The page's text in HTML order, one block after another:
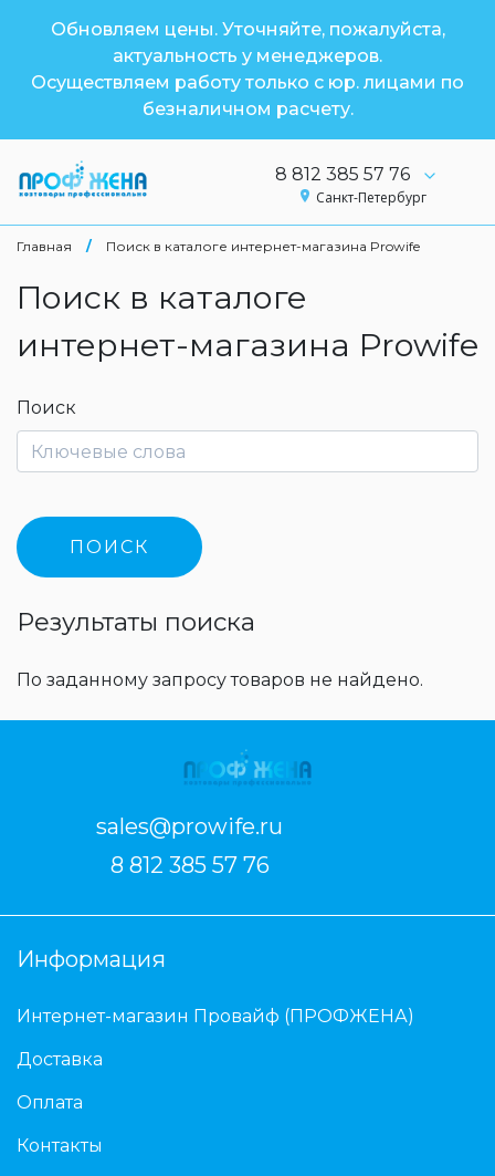
Обновляем цены. Уточняйте, пожалуйста,
актуальность у менеджеров.
Осуществляем работу только с юр. лицами по
безналичном расчету.
8 812 385 57 76
Санкт-Петербург
Главная / Поиск в каталоге интернет-магазина Prowife
Поиск в каталоге
интернет-магазина Prowife
Поиск
Результаты поиска
По заданному запросу товаров не найдено.
sales@prowife.ru
8 812 385 57 76
Информация
Интернет-магазин Провайф (ПРОФЖЕНА)
Доставка
Оплата
Контакты